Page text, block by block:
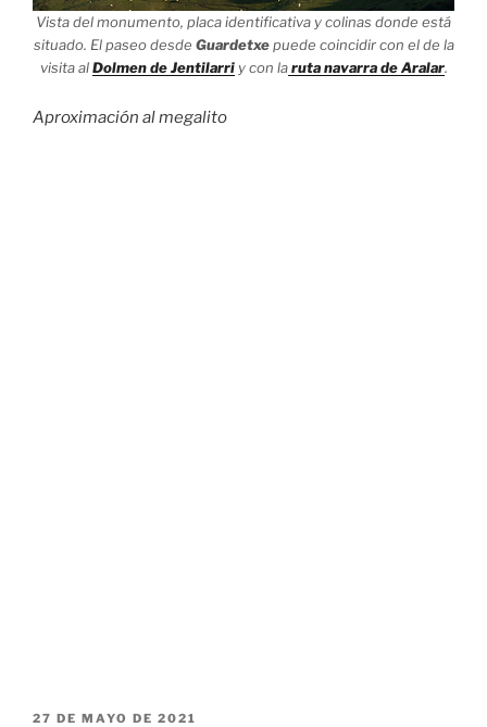
Vista del monumento, placa identificativa y colinas donde está
situado. El paseo desde Guardetxepuede coincidir con el de la
visita alDolmen de Jentilarriy con laruta navarra de Aralar.
Aproximación al megalito
PUBLICADO
27 DE MAYO DE 2021